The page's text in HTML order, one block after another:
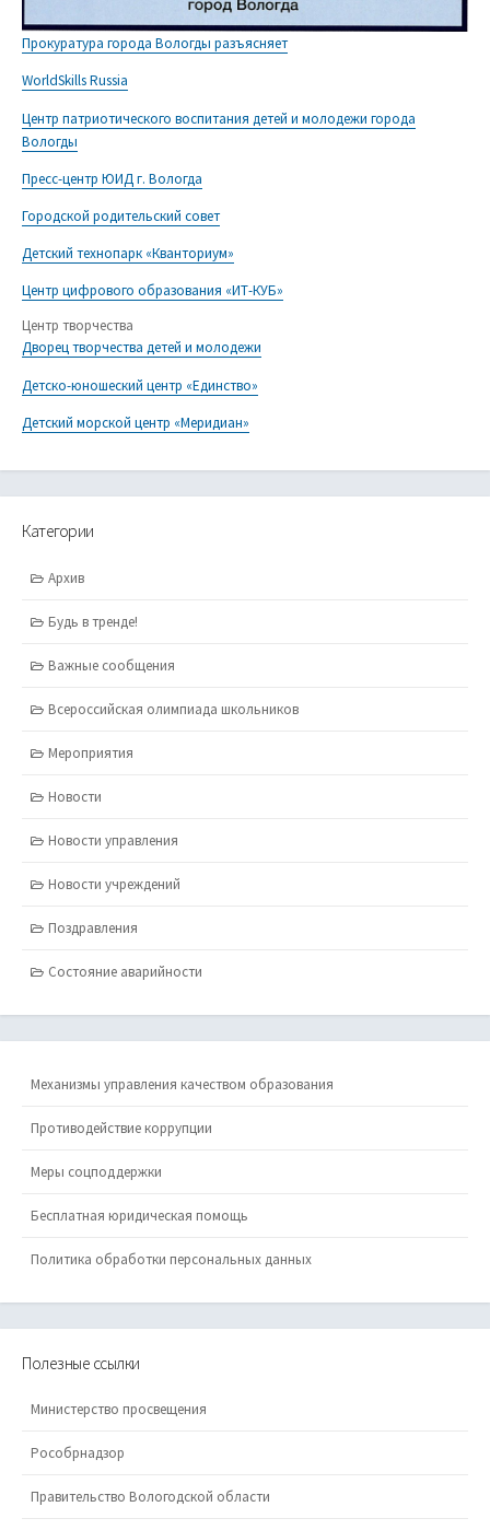
Прокуратура города Вологды разъясняет
WorldSkills Russia
Центр патриотического воспитания детей и молодежи города
Вологды
Пресс-центр ЮИД г. Вологда
Городской родительский совет
Детский технопарк «Кванториум»
Центр цифрового образования «ИТ-КУБ»
Центр творчества
Дворец творчества детей и молодежи
Детско-юношеский центр «Единство»
Детский морской центр «Меридиан»
Категории
Архив
Будь в тренде!
Важные сообщения
Всероссийская олимпиада школьников
Мероприятия
Новости
Новости управления
Новости учреждений
Поздравления
Состояние аварийности
Механизмы управления качеством образования
Противодействие коррупции
Меры соцподдержки
Бесплатная юридическая помощь
Политика обработки персональных данных
Полезные ссылки
Министерство просвещения
Рособрнадзор
Правительство Вологодской области